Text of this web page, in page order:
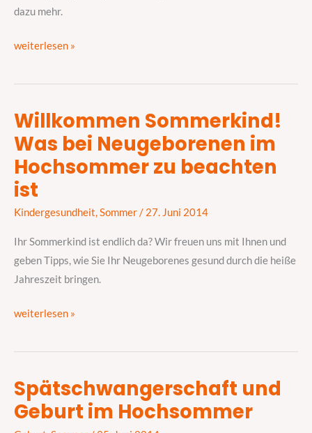
dazu mehr.
weiterlesen »
Willkommen Sommerkind!
Was bei Neugeborenen im
Hochsommer zu beachten
ist
Kindergesundheit,Sommer/27. Juni 2014
Ihr Sommerkind ist endlich da? Wir freuen uns mit Ihnen und
geben Tipps, wie Sie Ihr Neugeborenes gesund durch die heiße
Jahreszeit bringen.
Willkommen
Sommerkind!
bei
Neugeborenen
im
beachten
weiterlesen »
Spätschwangerschaft und
Geburt im Hochsommer
Spätschwangerschaft
und